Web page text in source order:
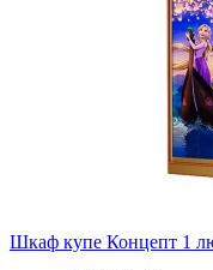
Шкаф купе Концепт 1